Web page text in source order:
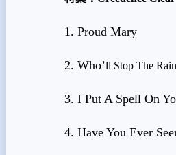
1. Proud Mary
2. Who’ll Stop The Rain
3. I Put A Spell On
4. Have You Ever